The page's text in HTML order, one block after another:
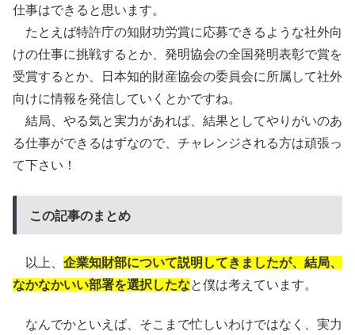
仕事はできると思います。
たとえば特許庁の知財功労賞に応募できるような社外向
けの仕事に挑戦するとか、発明協会の全国発明表彰で賞を
受賞するとか、日本知的財産協会の委員会に所属して社外
向けに情報を発信していくとかですね。
結局、やる気と実力があれば、結果としてやりがいのあ
る仕事ができるはずなので、チャレンジされる方は頑張っ
て下さい！
この記事のまとめ
以上、 企業知財部について説明してきましたが、結局、
なかなかいい部署を選択したなと僕は考えています。
なんでかといえば、そこまで忙しいわけではなく、実力